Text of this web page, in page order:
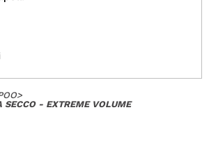
>
- EXTREME VOLUME